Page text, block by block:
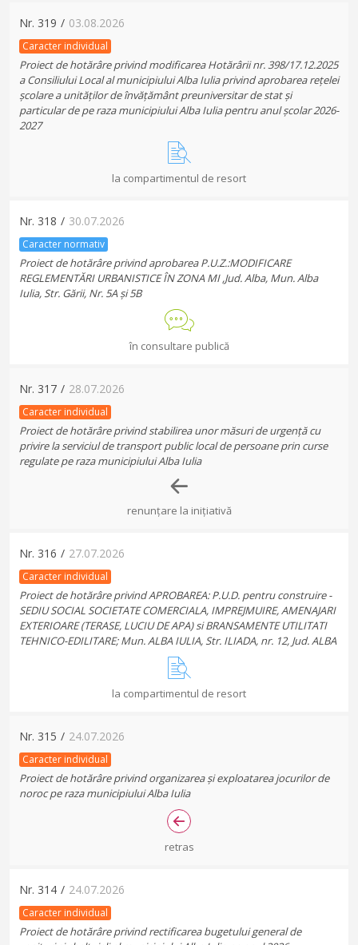
Nr. 319 / 03.08.2026
Caracter individual
Proiect de hotărâre privind modificarea Hotărârii nr. 398/17.12.2025
a Consiliului Local al municipiului Alba Iulia privind aprobarea rețelei
școlare a unităților de învățământ preuniversitar de stat și
particular de pe raza municipiului Alba Iulia pentru anul școlar 2026-
2027
la compartimentul de resort
Nr. 318 / 30.07.2026
Caracter normativ
Proiect de hotărâre privind aprobarea P.U.Z.:MODIFICARE
REGLEMENTĂRI URBANISTICE ÎN ZONA MI ,Jud. Alba, Mun. Alba
Iulia, Str. Gării, Nr. 5A și 5B
în consultare publică
Nr. 317 / 28.07.2026
Caracter individual
Proiect de hotărâre privind stabilirea unor măsuri de urgență cu
privire la serviciul de transport public local de persoane prin curse
regulate pe raza municipiului Alba Iulia
renunțare la inițiativă
Nr. 316 / 27.07.2026
Caracter individual
Proiect de hotărâre privind APROBAREA: P.U.D. pentru construire -
SEDIU SOCIAL SOCIETATE COMERCIALA, IMPREJMUIRE, AMENAJARI
EXTERIOARE (TERASE, LUCIU DE APA) si BRANSAMENTE UTILITATI
TEHNICO-EDILITARE; Mun. ALBA IULIA, Str. ILIADA, nr. 12, Jud. ALBA
la compartimentul de resort
Nr. 315 / 24.07.2026
Caracter individual
Proiect de hotărâre privind organizarea și exploatarea jocurilor de
noroc pe raza municipiului Alba Iulia
retras
Nr. 314 / 24.07.2026
Caracter individual
Proiect de hotărâre privind rectificarea bugetului general de